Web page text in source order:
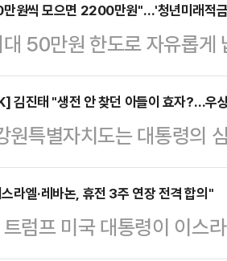
고 있는 데다, 지수 하락
면을 맞을 경우, 충격이
전날 코스피 지수는 전장
에 장을 마치며, 사흘 연속
출구전략을 마련하지 못하
을…
원씩 모으면 2200만원"…'청년미래적
50만원 한도로 자유롭게
6월 출시된다.23일 금융위
회의를 개최해 청년미래
검했다.청년미래적금은
및 경제적 자립을 뒷받침하
.매월 최대 50만원 한도
금액에 정부 기여금을 매
김진태 "생전 안 찾던 아들이 효자?…우
원특별자치도는 대통령의
면 충분합니다."예비후보
보는 강원도 곳곳의 읍·면
지 일정도 병행했지만, 그
라엘·레바논, 휴전 3주 연장 전격 합의"
럼프 미국 대통령이 이스